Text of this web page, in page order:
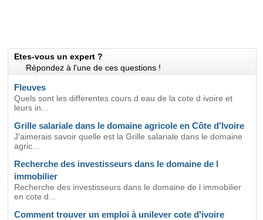
Etes-vous un expert ?
Répondez à l'une de ces questions !
Fleuves
Quels sont les differentes cours d eau de la cote d ivoire et
leurs in...
Grille salariale dans le domaine agricole en Côte d'Ivoire
J'aimerais savoir quelle est la Grille salariale dans le domaine
agric...
Recherche des investisseurs dans le domaine de l
immobilier
Recherche des investisseurs dans le domaine de l immobilier
en cote d...
Comment trouver un emploi à unilever cote d'ivoire